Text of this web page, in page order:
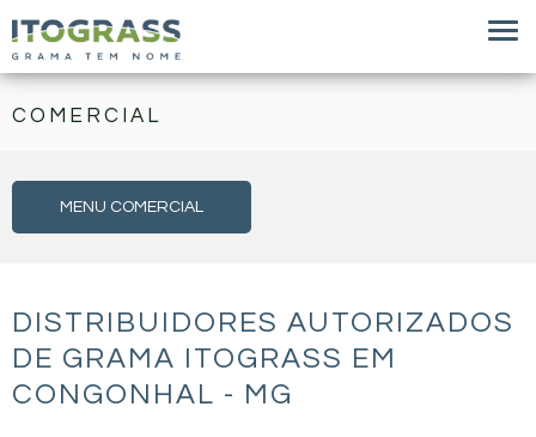
COMERCIAL
MENU COMERCIAL
DISTRIBUIDORES AUTORIZADOS
DE GRAMA ITOGRASS EM
CONGONHAL - MG